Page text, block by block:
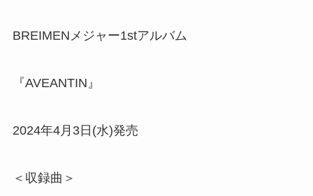
BREIMENメジャー1stアルバム
『AVEANTIN』
2024年4月3日(水)発売
＜収録曲＞